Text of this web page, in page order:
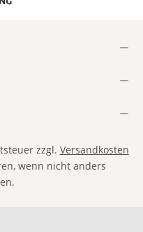
zzgl. Versandkosten
wenn nicht anders